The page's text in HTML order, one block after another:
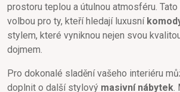
prostoru teplou a útulnou atmosféru.
volbou pro ty, kteří hledají luxusní
stylem, které vyniknou nejen svou
dojmem.
Pro dokonalé sladění vašeho interiéru
doplnit o další stylový masivní nábytek